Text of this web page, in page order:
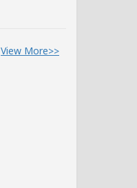
View More>>